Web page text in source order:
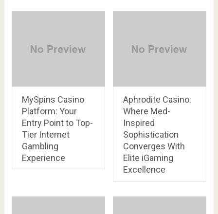
MySpins Casino
Platform: Your
Entry Point to Top-
Tier Internet
Gambling
Experience
Aphrodite Casino:
Where Med-
Inspired
Sophistication
Converges With
Elite iGaming
Excellence